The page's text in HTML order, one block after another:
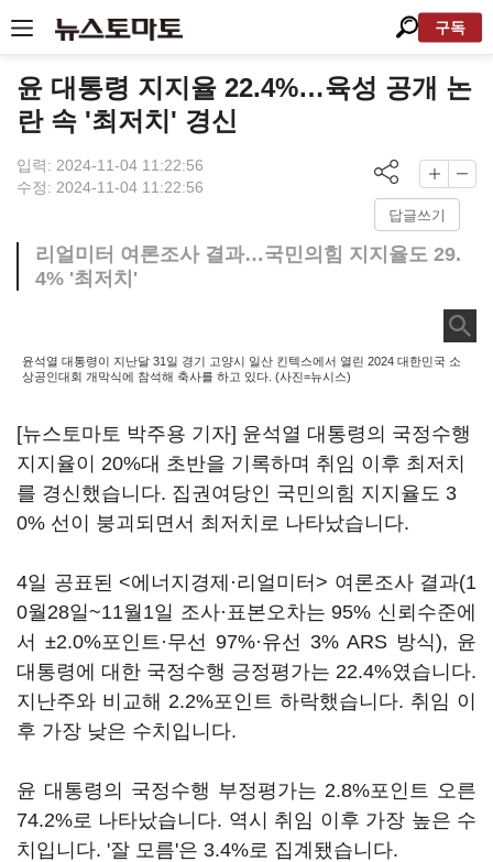
구독
윤 대통령 지지율 22.4%…육성 공개 논
란 속 '최저치' 경신
입력: 2024-11-04 11:22:56
수정: 2024-11-04 11:22:56
답글쓰기
리얼미터 여론조사 결과…국민의힘 지지율도 29.
4% '최저치'
윤석열 대통령이 지난달 31일 경기 고양시 일산 킨텍스에서 열린 2024 대한민국 소
상공인대회 개막식에 참석해 축사를 하고 있다. (사진=뉴시스)
[뉴스토마토 박주용 기자] 윤석열 대통령의 국정수행
지지율이 20%대 초반을 기록하며 취임 이후 최저치
를 경신했습니다. 집권여당인 국민의힘 지지율도 3
0% 선이 붕괴되면서 최저치로 나타났습니다.
4일 공표된 <에너지경제·리얼미터> 여론조사 결과(1
0월28일~11월1일 조사·표본오차는 95% 신뢰수준에
서 ±2.0%포인트·무선 97%·유선 3% ARS 방식), 윤
대통령에 대한 국정수행 긍정평가는 22.4%였습니다.
지난주와 비교해 2.2%포인트 하락했습니다. 취임 이
후 가장 낮은 수치입니다.
윤 대통령의 국정수행 부정평가는 2.8%포인트 오른
74.2%로 나타났습니다. 역시 취임 이후 가장 높은 수
치입니다. '잘 모름'은 3.4%로 집계됐습니다.